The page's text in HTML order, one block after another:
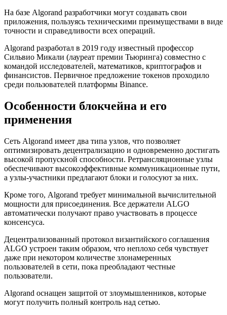
На базе Algorand разработчики могут создавать свои
приложения, пользуясь техническими преимуществами в виде
точности и справедливости всех операций.
Algorand разработал в 2019 году известный профессор
Сильвио Микали (лауреат премии Тьюринга) совместно с
командой исследователей, математиков, криптографов и
финансистов. Первичное предложение токенов проходило
среди пользователей платформы Binance.
Особенности блокчейна и его
применения
Сеть Algorand имеет два типа узлов, что позволяет
оптимизировать децентрализацию и одновременно достигать
высокой пропускной способности. Ретрансляционные узлы
обеспечивают высокоэффективные коммуникационные пути,
а узлы-участники предлагают блоки и голосуют за них.
Кроме того, Algorand требует минимальной вычислительной
мощности для присоединения. Все держатели ALGO
автоматически получают право участвовать в процессе
консенсуса.
Децентрализованный протокол византийского соглашения
ALGO устроен таким образом, что неплохо себя чувствует
даже при некотором количестве злонамеренных
пользователей в сети, пока преобладают честные
пользователи.
Algorand оснащен защитой от злоумышленников, которые
могут получить полный контроль над сетью.